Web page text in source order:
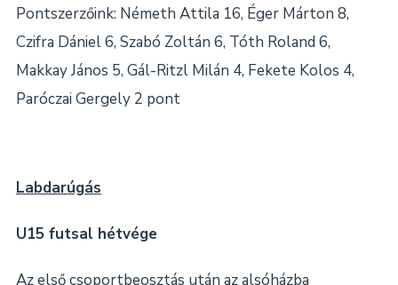
Pontszerzőink: Németh Attila 16, Éger Márton 8,
Czifra Dániel 6, Szabó Zoltán 6, Tóth Roland 6,
Makkay János 5, Gál-Ritzl Milán 4, Fekete Kolos 4,
Paróczai Gergely 2 pont
Labdarúgás
U15 futsal hétvége
Az első csoportbeosztás után az alsóházba